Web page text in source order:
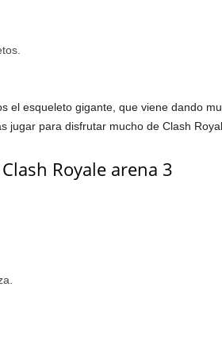
el esqueleto gigante, que viene dando
jugar para disfrutar mucho de Clash
Royale arena 3